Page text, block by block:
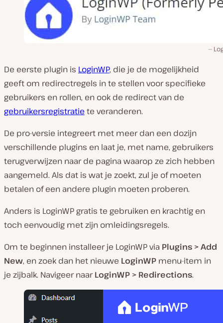
De eerste plugin is LoginWP, die je de mogelijkheid
geeft om redirectregels in te stellen voor specifieke
gebruikers en rollen, en ook de redirect van de
gebruikersregistratie te veranderen.
De pro-versie integreert met meer dan een dozijn
verschillende plugins en laat je, met name, gebruikers
terugverwijzen naar de pagina waarop ze zich hebben
aangemeld. Als dat is wat je zoekt, zul je of moeten
betalen of een andere plugin moeten proberen.
Anders is LoginWP gratis te gebruiken en krachtig en
toch eenvoudig met zijn omleidingsregels.
Om te beginnen installeer je LoginWP via Plugins > Add
New, en zoek dan het nieuwe LoginWP menu-item in
je zijbalk. Navigeer naarLoginWP > Redirections.